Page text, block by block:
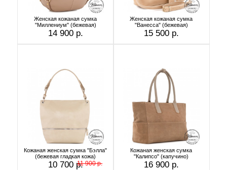
Женская кожаная сумка
"Миллениум" (бежевая)
14 900 р.
Женская кожаная сумка
"Ванесса" (бежевая)
15 500 р.
Кожаная женская сумка "Бэлла"
(бежевая гладкая кожа)
10 700 р.11 900 р.
Кожаная женская сумка
"Калипсо" (капучино)
16 900 р.